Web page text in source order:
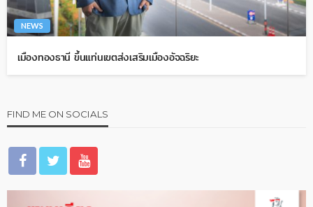
NEWS
เมืองทองธานี ขึ้นแท่นเขตส่งเสริมเมืองอัจฉริยะ
FIND ME ON SOCIALS